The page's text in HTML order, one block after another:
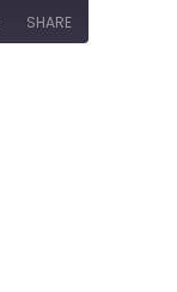
SHARE